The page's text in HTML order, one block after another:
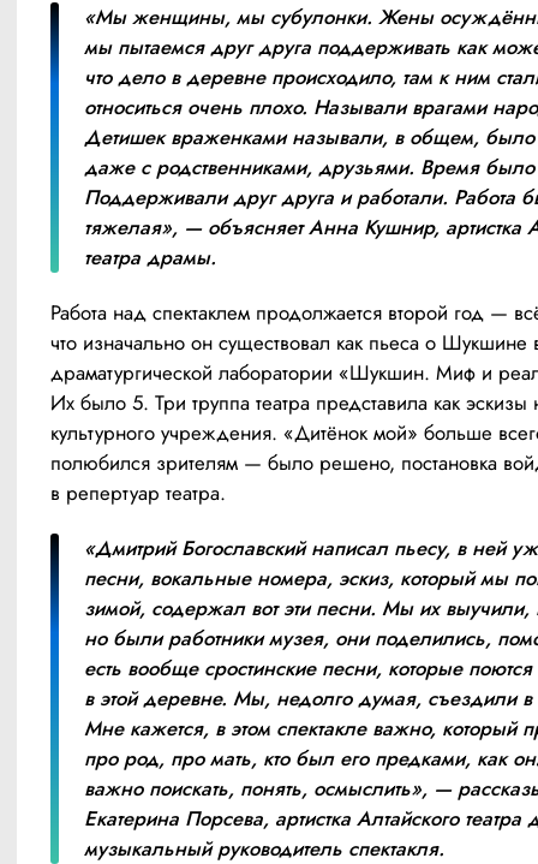
«Мы женщины, мы субулонки. Жены
мы пытаемся друг друга поддерживать как
что дело в деревне происходило, там к ним
относиться очень плохо. Называли врагами
Детишек враженками называли, в общем,
даже с родственниками, друзьями. Время
Поддерживали друг друга и работали. Работа
тяжелая», — объясняет Анна Кушнир, артистка
театра драмы.
Работа над спектаклем продолжается второй год —
что изначально он существовал как пьеса о Шукшине
драматургической лаборатории «Шукшин. Миф и
Их было 5. Три труппа театра представила как эскизы
культурного учреждения. «Дитёнок мой» больше
полюбился зрителям — было решено, постановка
в репертуар театра.
«Дмитрий Богославский написал пьесу, в ней
песни, вокальные номера, эскиз, который мы
зимой, содержал вот эти песни. Мы их выучили,
но были работники музея, они поделились,
есть вообще сростинские песни, которые
в этой деревне. Мы, недолго думая, съездили в
Мне кажется, в этом спектакле важно, который
про род, про мать, кто был его предками, как
важно поискать, понять, осмыслить», —
Екатерина Порсева, артистка Алтайского
музыкальный руководитель спектакля.